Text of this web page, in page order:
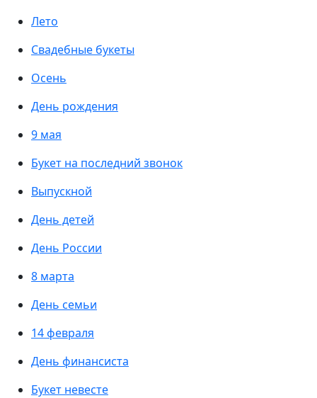
Лето
Свадебные букеты
Осень
День рождения
9 мая
Букет на последний звонок
Выпускной
День детей
День России
8 марта
День семьи
14 февраля
День финансиста
Букет невесте